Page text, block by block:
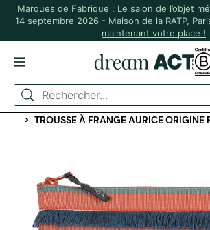
Marques de Fabrique : Le salon de l’objet
14 septembre 2026 - Maison de la RATP,
maintenant votre place !
ACCUEIL
SPORT ET VOYAGE
TROUSSES ET POCHETTES
TROUSSE À FRANGE AURICE ORIGINE